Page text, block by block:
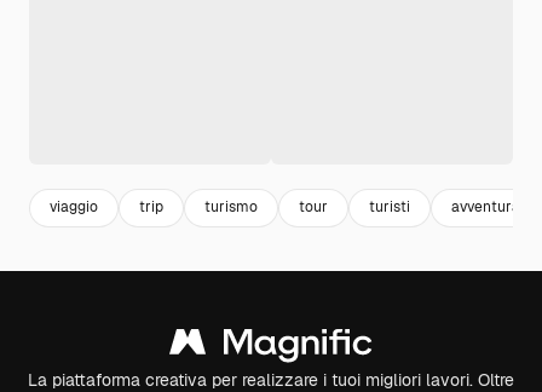
viaggio trip turismo tour turisti avventura
La piattaforma creativa per realizzare i tuoi migliori lavori. Oltre